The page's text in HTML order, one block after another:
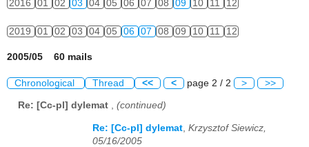
2016 01 02 03 04 05 06 07 08 09 10 11 12
2019 01 02 03 04 05 06 07 08 09 10 11 12
2005/05 60 mails
Chronological Thread << < page 2 / 2 > >>
Re: [Cc-pl] dylemat , (continued)
Re: [Cc-pl] dylemat Krzysztof Siewicz,
05/16/2005